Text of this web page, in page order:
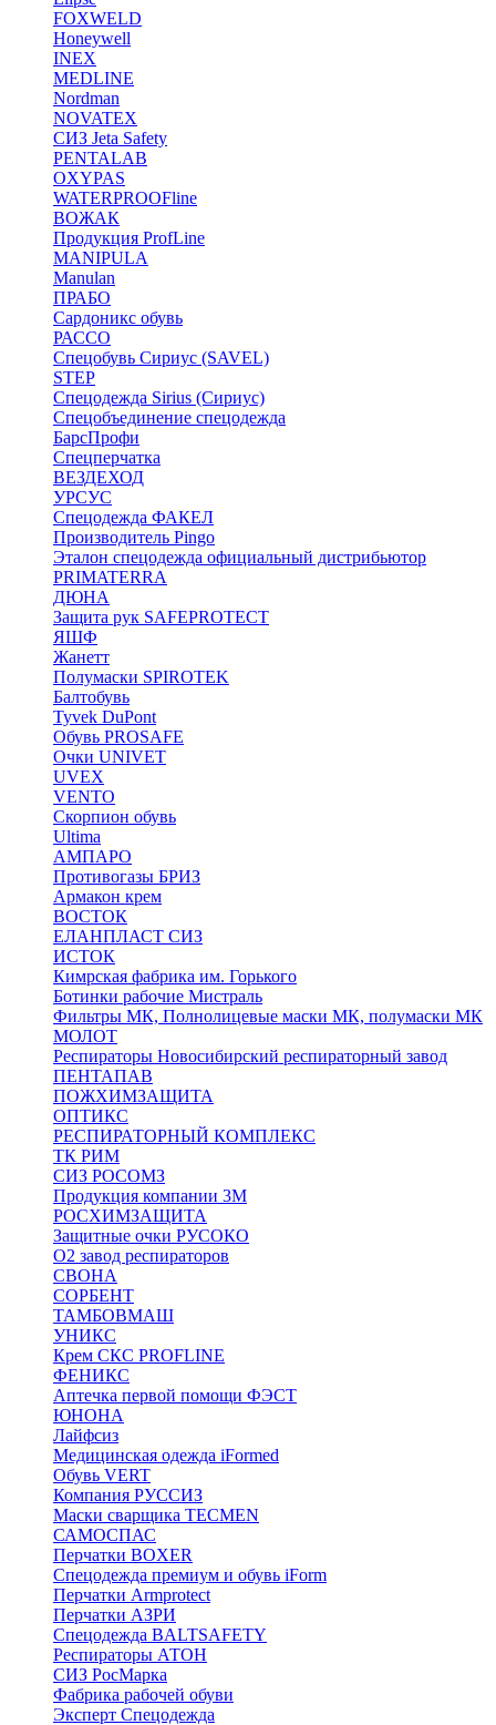
FOXWELD
Honeywell
INEX
MEDLINE
Nordman
NOVATEX
СИЗ Jeta Safety
PENTALAB
OXYPAS
WATERPROOFline
ВОЖАК
Продукция ProfLine
MANIPULA
Manulan
ПРАБО
Сардоникс обувь
РАССО
Спецобувь Сириус (SAVEL)
STEP
Спецодежда Sirius (Сириус)
Спецобъединение спецодежда
БарсПрофи
Спецперчатка
ВЕЗДЕХОД
УРСУС
Спецодежда ФАКЕЛ
Производитель Pingo
Эталон спецодежда официальный дистрибьютор
PRIMATERRA
ДЮНА
Защита рук SAFEPROTECT
ЯШФ
Жанетт
Полумаски SPIROTEK
Балтобувь
Tyvek DuPont
Обувь PROSAFE
Очки UNIVET
UVEX
VENTO
Скорпион обувь
Ultima
АМПАРО
Противогазы БРИЗ
Армакон крем
ВОСТОК
ЕЛАНПЛАСТ СИЗ
ИСТОК
Кимрская фабрика им. Горького
Ботинки рабочие Мистраль
Фильтры МК, Полнолицевые маски МК, полумаски МК
МОЛОТ
Респираторы Новосибирский респираторный завод
ПЕНТАПАВ
ПОЖХИМЗАЩИТА
ОПТИКС
РЕСПИРАТОРНЫЙ КОМПЛЕКС
ТК РИМ
СИЗ РОСОМЗ
Продукция компании 3M
РОСХИМЗАЩИТА
Защитные очки РУСОКО
О2 завод респираторов
СВОНА
СОРБЕНТ
ТАМБОВМАШ
УНИКС
Крем СКС PROFLINE
ФЕНИКС
Аптечка первой помощи ФЭСТ
ЮНОНА
Лайфсиз
Медицинская одежда iFormed
Обувь VERT
Компания РУССИЗ
Маски сварщика TECMEN
САМОСПАС
Перчатки BOXER
Спецодежда премиум и обувь iForm
Перчатки Armprotect
Перчатки АЗРИ
Спецодежда BALTSAFETY
Респираторы АТОН
СИЗ РосМарка
Фабрика рабочей обуви
Эксперт Спецодежда